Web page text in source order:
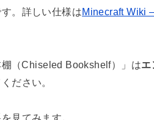
。詳しい仕様はMinecraft Wiki
（Chiseled Bookshelf）」はエ
ださい。
見てみます。